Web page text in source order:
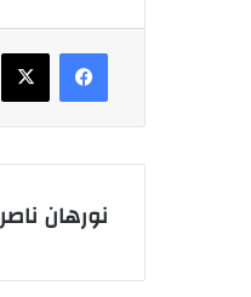
فيسبوك ‫X
نورهان ناصر